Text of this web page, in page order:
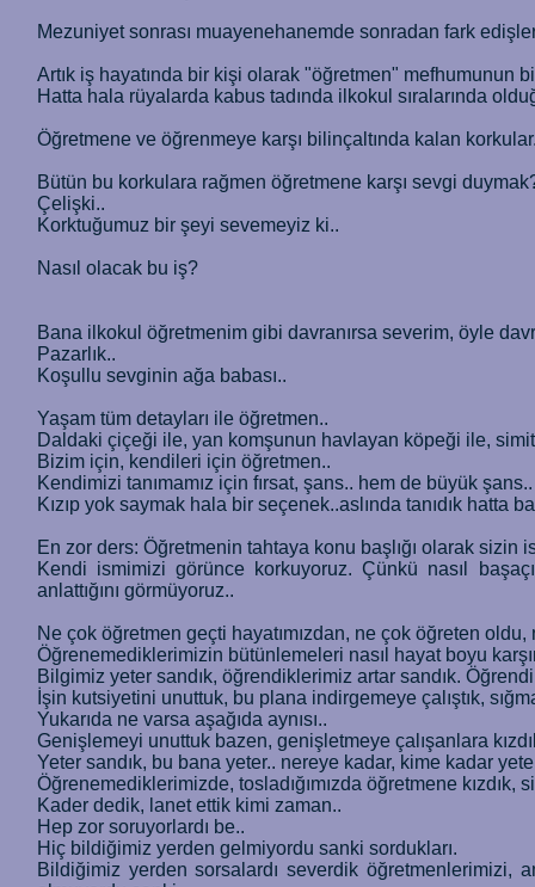
Mezuniyet sonrası muayenehanemde sonradan fark
Artık iş hayatında bir kişi olarak "öğretmen" mefhumunun
Hatta hala rüyalarda kabus tadında ilkokul sıralarında
Öğretmene ve öğrenmeye karşı bilinçaltında kalan
Bütün bu korkulara rağmen öğretmene karşı sevgi
Çelişki..
Korktuğumuz bir şeyi sevemeyiz ki..
Nasıl olacak bu iş?
Bana ilkokul öğretmenim gibi davranırsa severim, öyle
Pazarlık..
Koşullu sevginin ağa babası..
Yaşam tüm detayları ile öğretmen..
Daldaki çiçeği ile, yan komşunun havlayan köpeği ile,
Bizim için, kendileri için öğretmen..
Kendimizi tanımamız için fırsat, şans.. hem de büyük şans..
Kızıp yok saymak hala bir seçenek..aslında tanıdık hatta
En zor ders: Öğretmenin tahtaya konu başlığı olarak sizin
Kendi ismimizi görünce korkuyoruz. Çünkü nasıl
anlattığını görmüyoruz..
Ne çok öğretmen geçti hayatımızdan, ne çok öğreten
Öğrenemediklerimizin bütünlemeleri nasıl hayat boyu
Bilgimiz yeter sandık, öğrendiklerimiz artar sandık.
İşin kutsiyetini unuttuk, bu plana indirgemeye çalıştık,
Yukarıda ne varsa aşağıda aynısı..
Genişlemeyi unuttuk bazen, genişletmeye çalışanlara
Yeter sandık, bu bana yeter.. nereye kadar, kime kadar
Öğrenemediklerimizde, tosladığımızda öğretmene kızdık,
Kader dedik, lanet ettik kimi zaman..
Hep zor soruyorlardı be..
Hiç bildiğimiz yerden gelmiyordu sanki sordukları.
Bildiğimiz yerden sorsalardı severdik öğretmenlerimizi,